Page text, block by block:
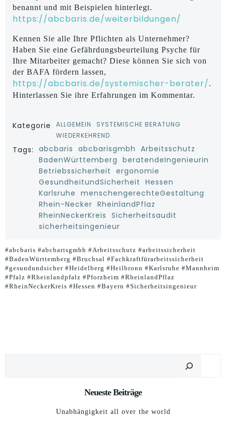
benannt und mit Beispielen hinterlegt.
https://abcbaris.de/weiterbildungen/
Kennen Sie alle Ihre Pflichten als Unternehmer?
Haben Sie eine Gefährdungsbeurteilung Psyche für
Ihre Mitarbeiter gemacht? Diese können Sie sich von
der BAFA fördern lassen,
https://abcbaris.de/systemischer-berater/.
Hinterlassen Sie ihre Erfahrungen im Kommentar.
Kategorie ALLGEMEIN
SYSTEMISCHE BERATUNG
WIEDERKEHREND
Tags: abcbaris abcbarisgmbh Arbeitsschutz
BadenWürttemberg beratendeIngenieurin
Betriebssicherheit ergonomie
GesundheitundSicherheit Hessen
Karlsruhe menschengerechteGestaltung
Rhein-Necker RheinlandPflaz
RheinNeckerKreis Sicherheitsaudit
sicherheitsingenieur
#abcbaris #abcbarisgmbh #Arbeitsschutz #arbeitssicherheit
#BadenWürttemberg #Bruchsal #Fachkraftfürarbeitssicherheit
#gesundundsicher #Heidelberg #Heilbronn #Karlsruhe #Mannheim
#Pfalz #Rheinlandpfalz #Pforzheim #RheinlandPflaz
#RheinNeckerKreis #Hessen #Bayern #Sicherheitsingenieur
Neueste Beiträge
Unabhängigkeit all over the world